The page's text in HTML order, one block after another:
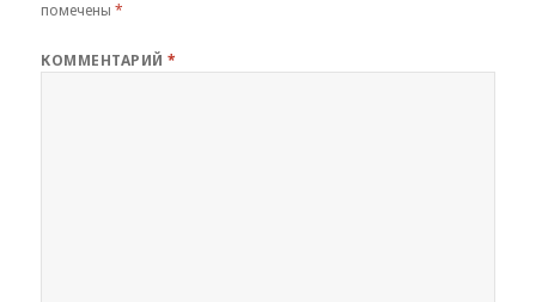
помечены*
КОММЕНТАРИЙ*